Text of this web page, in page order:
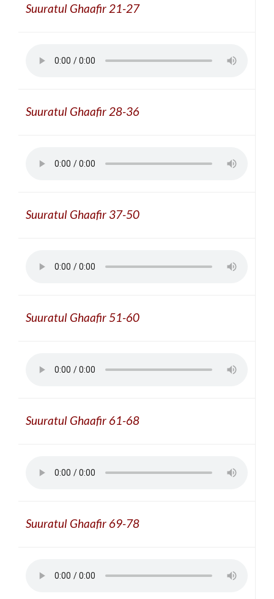
Suuratul Ghaafir 21-27
Suuratul Ghaafir 28-36
Suuratul Ghaafir 37-50
Suuratul Ghaafir 51-60
Suuratul Ghaafir 61-68
Suuratul Ghaafir 69-78